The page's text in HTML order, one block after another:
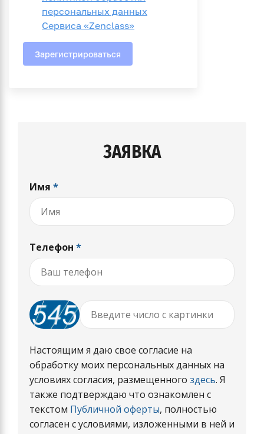
ЗАЯВКА
Имя *
Телефон *
Настоящим я даю свое согласие на
обработку моих персональных данных на
условиях согласия, размещенного здесь. Я
также подтверждаю что ознакомлен с
текстом Публичной оферты, полностью
согласен с условиями, изложенными в ней и